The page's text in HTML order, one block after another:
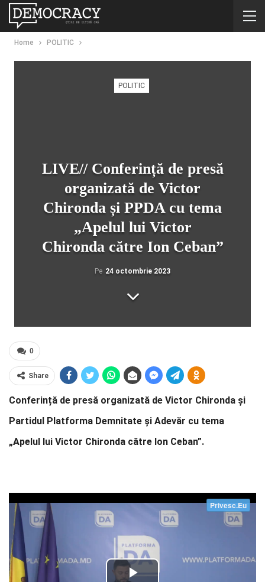
Home POLITIC
POLITIC
LIVE// Conferință de presă
organizată de Victor
Chironda și PPDA cu tema
„Apelul lui Victor
Chironda către Ion Ceban”
Pe 24 octombrie 2023
0
Share
Conferință de presă organizată de Victor Chironda și
Partidul Platforma Demnitate și Adevăr cu tema
„Apelul lui Victor Chironda către Ion Ceban”.